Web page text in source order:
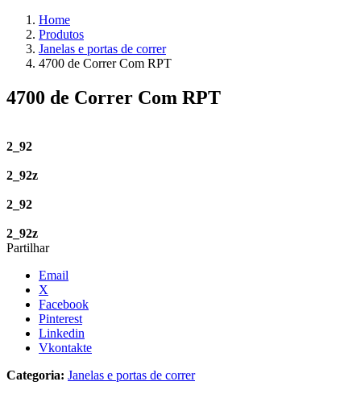
Home
Produtos
Janelas e portas de correr
4700 de Correr Com RPT
4700 de Correr Com RPT
2_92
2_92z
2_92
2_92z
Partilhar
Email
X
Facebook
Pinterest
Linkedin
Vkontakte
Categoria: Janelas e portas de correr